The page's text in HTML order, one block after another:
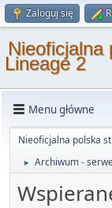
Zaloguj się
Nieoficjalna
Lineage 2
Menu główne
Nieoficjalna polska
► Archiwum -